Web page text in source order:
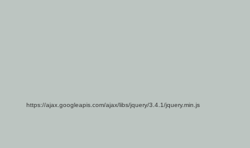
https://ajax.googleapis.com/ajax/libs/jquery/3.4.1/jquery.min.js